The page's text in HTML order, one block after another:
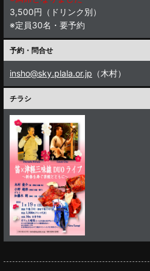
3,500円（ドリンク別）
※定員30名・要予約
予約・問合せ
insho@sky.plala.or.jp （木村）
チラシ